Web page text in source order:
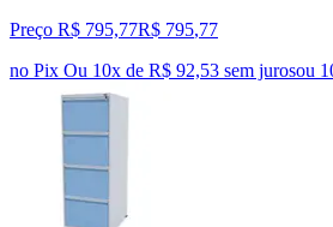
Preço R$ 795,77R$ 795,77
no Pix Ou 10x de R$ 92,53 sem jurosou